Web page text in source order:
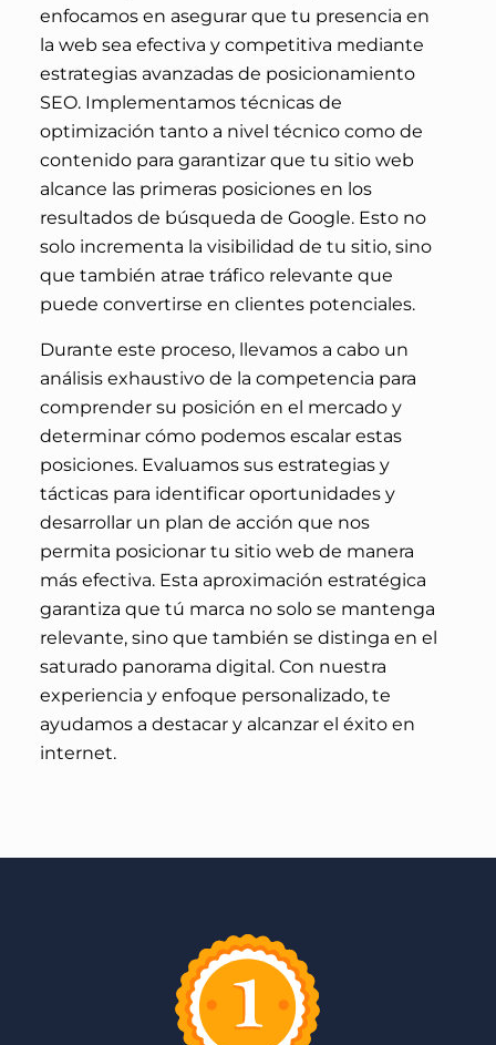
enfocamos en asegurar que tu presencia en
la web sea efectiva y competitiva mediante
estrategias avanzadas de posicionamiento
SEO. Implementamos técnicas de
optimización tanto a nivel técnico como de
contenido para garantizar que tu sitio web
alcance las primeras posiciones en los
resultados de búsqueda de Google. Esto no
solo incrementa la visibilidad de tu sitio, sino
que también atrae tráfico relevante que
puede convertirse en clientes potenciales.
Durante este proceso, llevamos a cabo un
análisis exhaustivo de la competencia para
comprender su posición en el mercado y
determinar cómo podemos escalar estas
posiciones. Evaluamos sus estrategias y
tácticas para identificar oportunidades y
desarrollar un plan de acción que nos
permita posicionar tu sitio web de manera
más efectiva. Esta aproximación estratégica
garantiza que tú marca no solo se mantenga
relevante, sino que también se distinga en el
saturado panorama digital. Con nuestra
experiencia y enfoque personalizado, te
ayudamos a destacar y alcanzar el éxito en
internet.